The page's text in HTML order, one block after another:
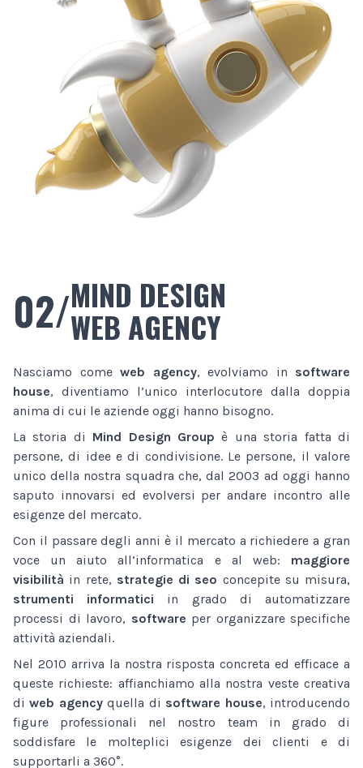
02/MIND DESIGN
WEB AGENCY
Nasciamo come web agency, evolviamo in software
house, diventiamo l’unico interlocutore dalla doppia
anima di cui le aziende oggi hanno bisogno.
La storia di Mind Design Group è una storia fatta di
persone, di idee e di condivisione. Le persone, il valore
unico della nostra squadra che, dal 2003 ad oggi hanno
saputo innovarsi ed evolversi per andare incontro alle
esigenze del mercato.
Con il passare degli anni è il mercato a richiedere a gran
voce un aiuto all’informatica e al web: maggiore
visibilità in rete, strategie di seo concepite su misura,
strumenti informatici in grado di automatizzare
processi di lavoro, software per organizzare specifiche
attività aziendali.
Nel 2010 arriva la nostra risposta concreta ed efficace a
queste richieste: affianchiamo alla nostra veste creativa
diweb agencyquella di software house, introducendo
figure professionali nel nostro team in grado di
soddisfare le molteplici esigenze dei clienti e di
supportarli a 360°.